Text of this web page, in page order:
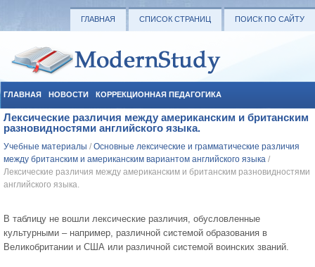
ГЛАВНАЯ СПИСОК СТРАНИЦ ПОИСК ПО САЙТУ
ГЛАВНАЯ НОВОСТИ КОРРЕКЦИОННАЯ ПЕДАГОГИКА
СОЦИАЛЬНАЯ ПЕДАГОГИКА УЧЕБНЫЕ МАТЕРИАЛЫ
Лексические различия между американским и британским
разновидностями английского языка.
Учебные материалы / Основные лексические и грамматические различия
между британским и американским вариантом английского языка /
Лексические различия между американским и британским разновидностями
английского языка.
В таблицу не вошли лексические различия, обусловленные
культурными – например, различной системой образования в
Великобритании и США или различной системой воинских званий.